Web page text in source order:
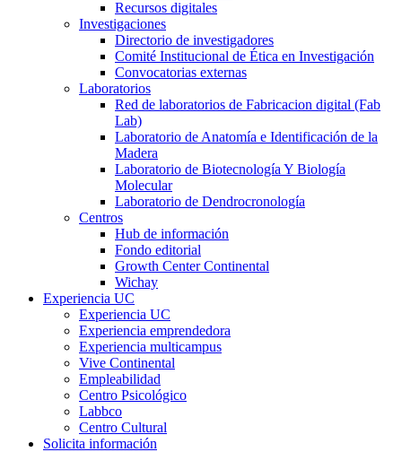
Recursos digitales
Investigaciones
Directorio de investigadores
Comité Institucional de Ética en Investigación
Convocatorias externas
Laboratorios
Red de laboratorios de Fabricacion digital (Fab
Lab)
Laboratorio de Anatomía e Identificación de la
Madera
Laboratorio de Biotecnología Y Biología
Molecular
Laboratorio de Dendrocronología
Centros
Hub de información
Fondo editorial
Growth Center Continental
Wichay
Experiencia UC
Experiencia UC
Experiencia emprendedora
Experiencia multicampus
Vive Continental
Empleabilidad
Centro Psicológico
Labbco
Centro Cultural
Solicita información